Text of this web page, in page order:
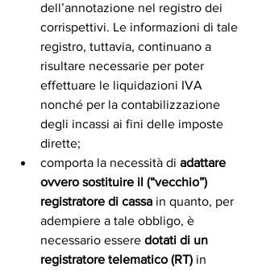
dell’annotazione nel registro dei
corrispettivi. Le informazioni di tale
registro, tuttavia, continuano a
risultare necessarie per poter
effettuare le liquidazioni IVA
nonché per la contabilizzazione
degli incassi ai fini delle imposte
dirette;
comporta la necessità di adattare
ovvero sostituire il (“vecchio”)
registratore di cassa in quanto, per
adempiere a tale obbligo, è
necessario essere dotati di un
registratore telematico (RT) in